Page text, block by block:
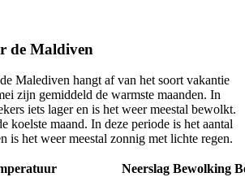
de Maldiven
Malediven hangt af van het soort vakantie
zijn gemiddeld de warmste maanden. In
iets lager en is het weer meestal bewolkt.
koelste maand. In deze periode is het aantal
is het weer meestal zonnig met lichte regen.
Neerslag Bewolking